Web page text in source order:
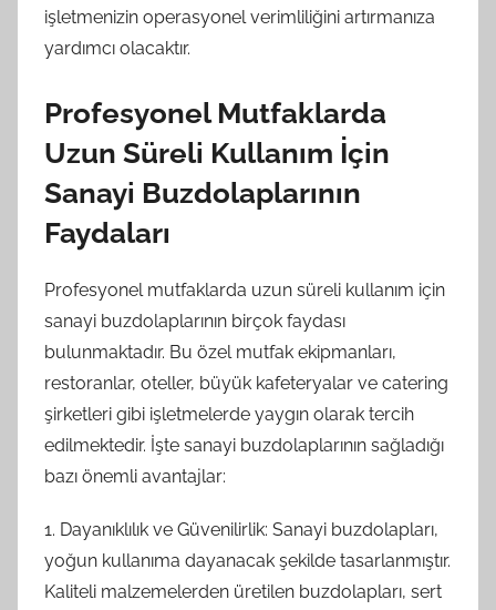
işletmenizin operasyonel verimliliğini artırmanıza
yardımcı olacaktır.
Profesyonel Mutfaklarda
Uzun Süreli Kullanım İçin
Sanayi Buzdolaplarının
Faydaları
Profesyonel mutfaklarda uzun süreli kullanım için
sanayi buzdolaplarının birçok faydası
bulunmaktadır. Bu özel mutfak ekipmanları,
restoranlar, oteller, büyük kafeteryalar ve catering
şirketleri gibi işletmelerde yaygın olarak tercih
edilmektedir. İşte sanayi buzdolaplarının sağladığı
bazı önemli avantajlar:
1. Dayanıklılık ve Güvenilirlik: Sanayi buzdolapları,
yoğun kullanıma dayanacak şekilde tasarlanmıştır.
Kaliteli malzemelerden üretilen buzdolapları, sert